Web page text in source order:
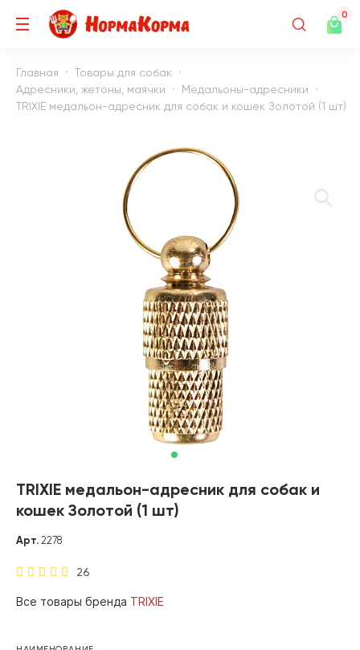
0
Главная
Товары для собак
Адресники, жетоны, маячки
Медальоны-адресники
TRIXIE медальон-адресник для собак и кошек Золотой (1 шт)
TRIXIE медальон-адресник для собак и
кошек Золотой (1 шт)
26
Арт. 2278
Все товары бренда TRIXIE